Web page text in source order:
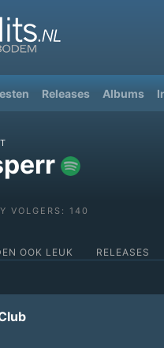
Releases Albums
VOLGERS: 140
OOK LEUK RELEASES